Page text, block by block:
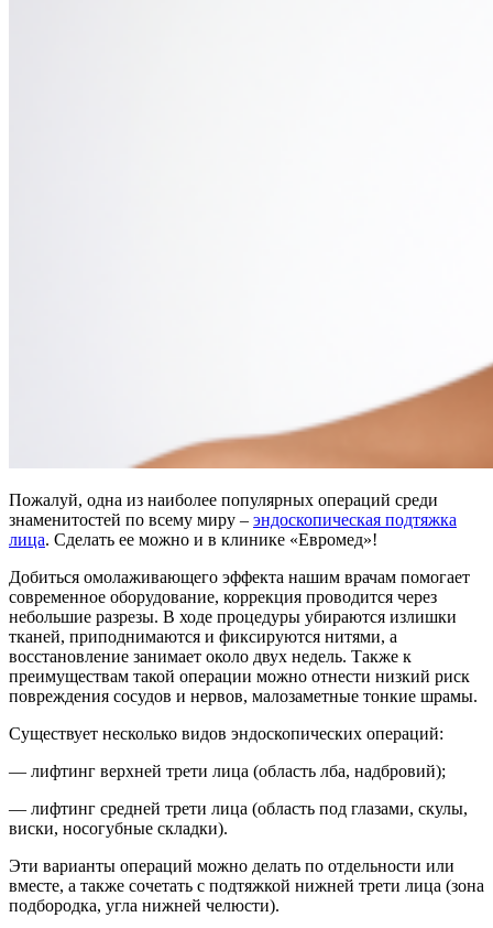
Пожалуй, одна из наиболее популярных операций среди
знаменитостей по всему миру – эндоскопическая подтяжка
лица. Сделать ее можно и в клинике «Евромед»!
Добиться омолаживающего эффекта нашим врачам помогает
современное оборудование, коррекция проводится через
небольшие разрезы. В ходе процедуры убираются излишки
тканей, приподнимаются и фиксируются нитями, а
восстановление занимает около двух недель. Также к
преимуществам такой операции можно отнести низкий риск
повреждения сосудов и нервов, малозаметные тонкие шрамы.
Существует несколько видов эндоскопических операций:
— лифтинг верхней трети лица (область лба, надбровий);
— лифтинг средней трети лица (область под глазами, скулы,
виски, носогубные складки).
Эти варианты операций можно делать по отдельности или
вместе, а также сочетать с подтяжкой нижней трети лица (зона
подбородка, угла нижней челюсти).